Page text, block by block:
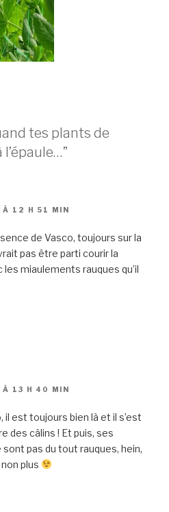
tes plants de
12 H 51 MIN
de Vasco, toujours sur la
pas être parti courir la
les miaulements rauques qu’il
13 H 40 MIN
il est toujours bien là et il s’est
des câlins ! Et puis, ses
pas du tout rauques, hein,
plus